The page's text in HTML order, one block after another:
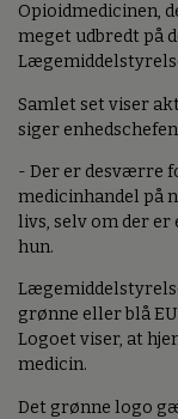
Opioidmedicinen,
meget udbredt på
Samlet set viser
siger
- Der er desværre
medicinhandel på
livs, selv om der
hun.
grønne eller blå
Logoet viser, at
medicin.
Det grønne logo